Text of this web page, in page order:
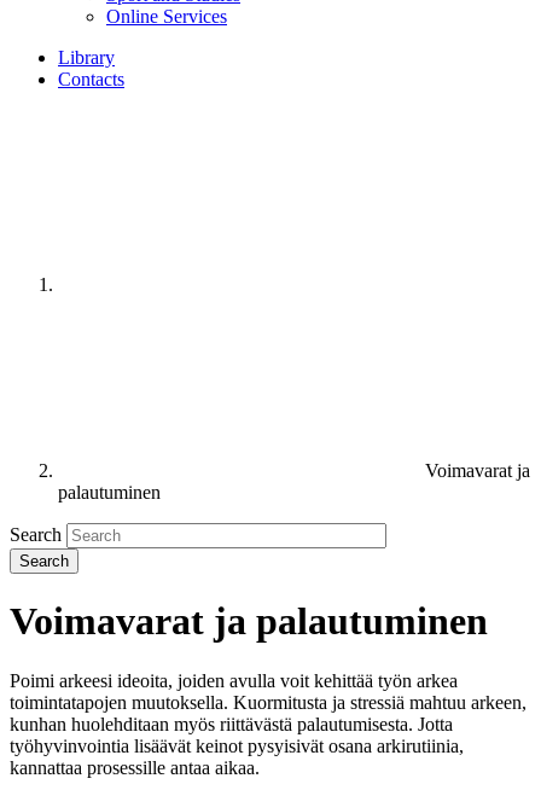
Online Services
Library
Contacts
Voimavarat ja
palautuminen
Search
Voimavarat ja palautuminen
Poimi arkeesi ideoita, joiden avulla voit kehittää työn arkea
toimintatapojen muutoksella. Kuormitusta ja stressiä mahtuu arkeen,
kunhan huolehditaan myös riittävästä palautumisesta. Jotta
työhyvinvointia lisäävät keinot pysyisivät osana arkirutiinia,
kannattaa prosessille antaa aikaa.